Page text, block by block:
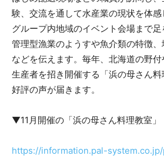
験、交流を通して水産業の現状を体
グループ内地域のイベント会場まで
管理型漁業のようすや魚介類の特徴
などを伝えます。毎年、北海道の野
生産者を招き開催する「浜の母さん
好評の声が届きます。
▼11月開催の「浜の母さん料理教室」
https://information.pal-